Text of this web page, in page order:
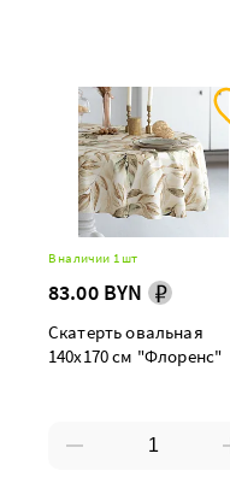
В наличии 1 шт
83.00 BYN
Скатерть овальная
140х170 см "Флоренс"